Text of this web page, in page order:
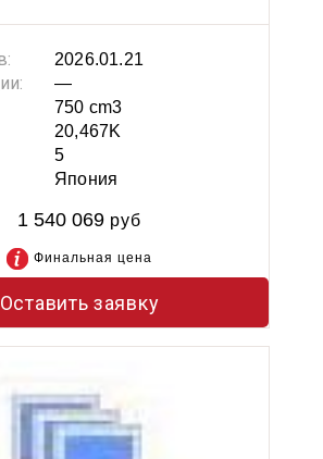
2026.01.21
—
750 cm3
20,467K
5
Япония
1 540 069 руб
Финальная цена
Оставить заявку